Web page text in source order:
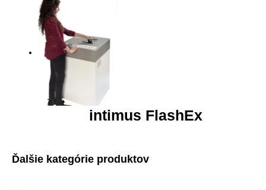
intimus FlashEx
Ďalšie kategórie produktov